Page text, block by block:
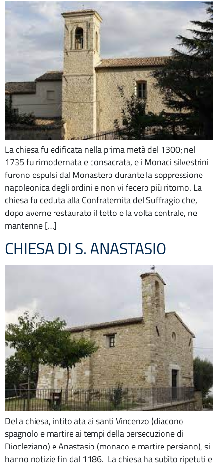
La chiesa fu edificata nella prima metà del 1300; nel
1735 fu rimodernata e consacrata, e i Monaci silvestrini
furono espulsi dal Monastero durante la soppressione
napoleonica degli ordini e non vi fecero più ritorno. La
chiesa fu ceduta alla Confraternita del Suffragio che,
dopo averne restaurato il tetto e la volta centrale, ne
mantenne […]
CHIESA DI S. ANASTASIO
Della chiesa, intitolata ai santi Vincenzo (diacono
spagnolo e martire ai tempi della persecuzione di
Diocleziano) e Anastasio (monaco e martire persiano), si
hanno notizie fin dal 1186. La chiesa ha subìto ripetuti e